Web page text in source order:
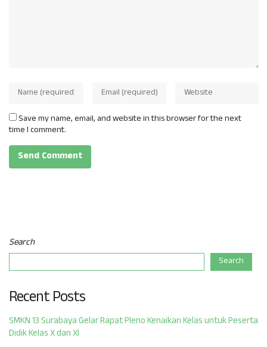
Save my name, email, and website in this browser for the next
time I comment.
Search
Search
Recent Posts
SMKN 13 Surabaya Gelar Rapat Pleno Kenaikan Kelas untuk Peserta
Didik Kelas X dan XI